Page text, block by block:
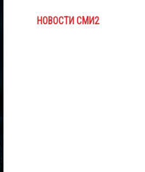
НОВОСТИ СМИ2